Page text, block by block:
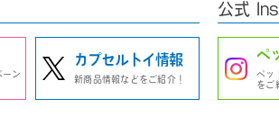
ーン
カプセルトイ情報
新商品情報などをご紹介！
公式
ペ
ペッ
をご